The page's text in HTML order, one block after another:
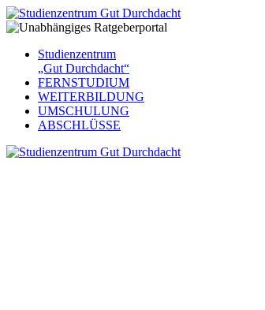
Studienzentrum
„Gut Durchdacht“
FERNSTUDIUM
WEITERBILDUNG
UMSCHULUNG
ABSCHLÜSSE